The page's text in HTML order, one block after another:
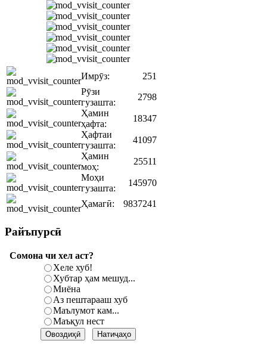
Имрӯз:
251
Рӯзи
гузашта:
2798
Ҳамин
ҳафта:
18347
Ҳафтаи
гузашта:
41097
Ҳамин
моҳ:
25511
Моҳи
гузашта:
145970
Ҳамагӣ: 9837241
Райъпурсӣ
Сомона чи хел аст?
Хеле хуб!
Хубтар ҳам мешуд...
Миёна
Аз пештарааш хуб
Маълумот кам...
Маъқул нест